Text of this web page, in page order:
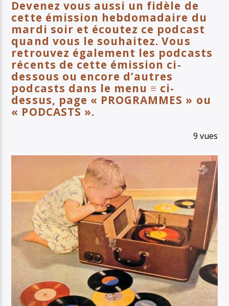
Devenez vous aussi un fidèle de
cette émission hebdomadaire du
mardi soir et écoutez ce podcast
quand vous le souhaitez. Vous
retrouvez également les podcasts
récents de cette émission ci-
dessous ou encore d’autres
podcasts dans le menu ≡ ci-
dessus, page « PROGRAMMES » ou
« PODCASTS ».
9 vues